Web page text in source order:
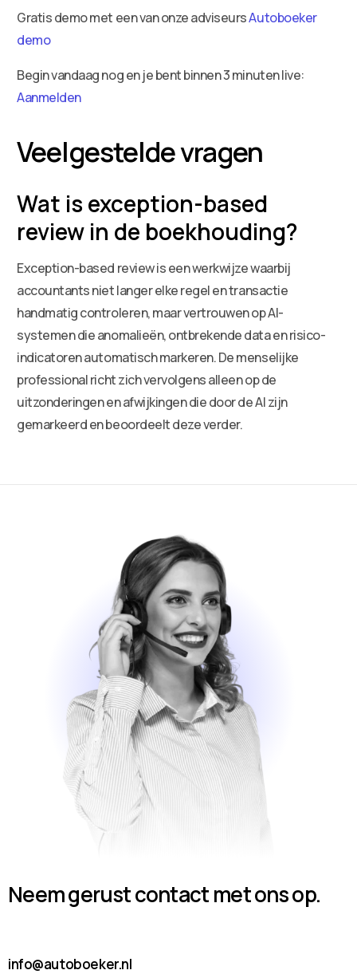
Gratis demo met een van onze adviseursAutoboeker
demo
Begin vandaag nog en je bent binnen 3 minuten live:
Aanmelden
Veelgestelde vragen
Wat is exception-based
review in de boekhouding?
Exception-based review is een werkwijze waarbij
accountants niet langer elke regel en transactie
handmatig controleren, maar vertrouwen op AI-
systemen die anomalieën, ontbrekende data en risico-
indicatoren automatisch markeren. De menselijke
professional richt zich vervolgens alleen op de
uitzonderingen en afwijkingen die door de AI zijn
gemarkeerd en beoordeelt deze verder.
Neem gerust contact met ons op.
info@autoboeker.nl